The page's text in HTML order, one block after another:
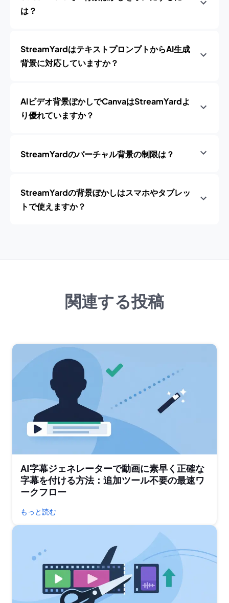
は？
StreamYardはテキストプロンプトからAI生成
背景に対応していますか？
AIビデオ背景ぼかしでCanvaはStreamYardよ
り優れていますか？
StreamYardのバーチャル背景の制限は？
StreamYardの背景ぼかしはスマホやタブレッ
トで使えますか？
関連する投稿
AI字幕ジェネレーターで動画に素早く正確な
字幕を付ける方法：追加ツール不要の最速ワ
ークフロー
もっと読む